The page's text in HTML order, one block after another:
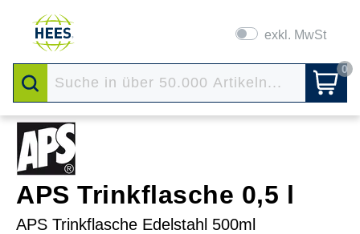
exkl. MwSt
0
APS Trinkflasche 0,5 l
APS Trinkflasche Edelstahl 500ml